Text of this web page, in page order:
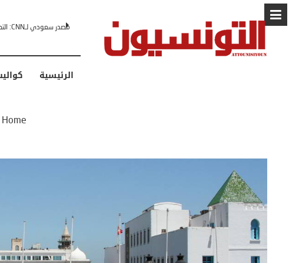
البابا: “لا أخشى ترامب”
الرئيسية
Home